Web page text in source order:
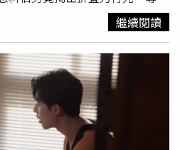
跳，送醫宣告不治。對此，蔡女
透露，宿男大約1年前在公司附
爛打，整天到妻子工作地方找
某天甚至把她拉進巷子掐脖、毆
，但他認為事態嚴重，堅持報警
舊故我，胡說2人是情侶關
是很正常、幸福的家庭，假日
都由他開車接送，躲避宿男都來
繼續閱讀